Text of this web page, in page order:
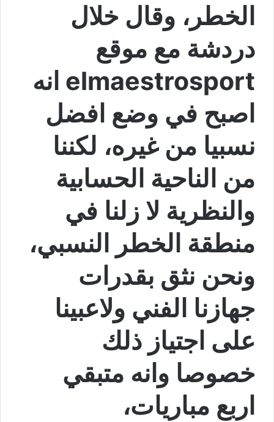
الخطر، وقال خلال
دردشة مع موقع
elmaestrosport انه
اصبح في وضع افضل
نسبيا من غيره، لكننا
من الناحية الحسابية
والنظرية لا زلنا في
منطقة الخطر النسبي،
ونحن نثق بقدرات
جهازنا الفني ولاعبينا
على اجتياز ذلك
خصوصا وانه متبقي
اربع مباريات،